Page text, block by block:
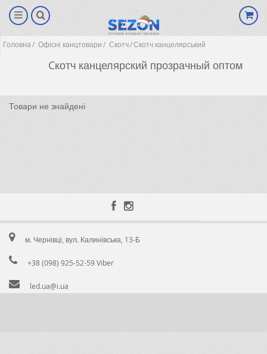
Головна Офісні канцтовари Скотч Скотч канцелярський
Cкотч канцелярский прозрачный оптом
Товари не знайдені
м. Чернівці, вул. Калинівська, 13-Б
+38 (098) 925-52-59 Viber
led.ua@i.ua